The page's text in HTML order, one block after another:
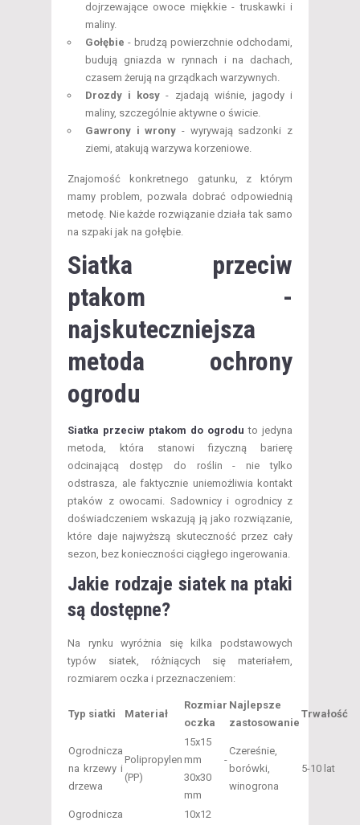
dojrzewające owoce miękkie - truskawki i
maliny.
Gołębie - brudzą powierzchnie odchodami,
budują gniazda w rynnach i na dachach,
czasem żerują na grządkach warzywnych.
Drozdy i kosy - zjadają wiśnie, jagody i
maliny, szczególnie aktywne o świcie.
Gawrony i wrony - wyrywają sadzonki z
ziemi, atakują warzywa korzeniowe.
Znajomość konkretnego gatunku, z którym
mamy problem, pozwala dobrać odpowiednią
metodę. Nie każde rozwiązanie działa tak samo
na szpaki jak na gołębie.
Siatka przeciw
ptakom -
najskuteczniejsza
metoda ochrony
ogrodu
Siatka przeciw ptakom do ogrodu to jedyna
metoda, która stanowi fizyczną barierę
odcinającą dostęp do roślin - nie tylko
odstrasza, ale faktycznie uniemożliwia kontakt
ptaków z owocami. Sadownicy i ogrodnicy z
doświadczeniem wskazują ją jako rozwiązanie,
które daje najwyższą skuteczność przez cały
sezon, bez konieczności ciągłego ingerowania.
Jakie rodzaje siatek na ptaki
są dostępne?
Na rynku wyróżnia się kilka podstawowych
typów siatek, różniących się materiałem,
rozmiarem oczka i przeznaczeniem:
Typ siatki Materiał
Rozmiar
oczka
Najlepsze
zastosowanie
Trwałość
Ogrodnicza
na krzewy i
drzewa
Polipropylen
(PP)
15x15
mm -
30x30
mm
Czereśnie,
borówki,
winogrona
5-10 lat
Ogrodnicza
10x12